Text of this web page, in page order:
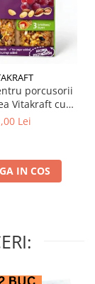
porcusorii
Vitakraft cu
nuci 2 buc
Lei
IN COS